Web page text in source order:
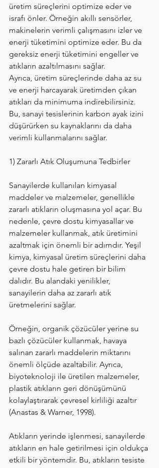
üretim süreçlerini optimize eder ve
israfı önler. Örneğin akıllı sensörler,
makinelerin verimli çalışmasını izler ve
enerji tüketimini optimize eder. Bu da
gereksiz enerji tüketimini engeller ve
atıkların azaltılmasını sağlar.
Ayrıca, üretim süreçlerinde daha az su
ve enerji harcayarak üretimden çıkan
atıkları da minimuma indirebilirsiniz.
Bu, sanayi tesislerinin karbon ayak izini
düşürürken su kaynaklarını da daha
verimli kullanmalarını sağlar.
1) Zararlı Atık Oluşumuna Tedbirler
Sanayilerde kullanılan kimyasal
maddeler ve malzemeler, genellikle
zararlı atıkların oluşmasına yol açar. Bu
nedenle, çevre dostu kimyasallar ve
malzemeler kullanmak, atık üretimini
azaltmak için önemli bir adımdır. Yeşil
kimya, kimyasal üretim süreçlerini daha
çevre dostu hale getiren bir bilim
dalıdır. Bu alandaki yenilikler,
sanayilerin daha az zararlı atık
üretmelerini sağlar.
Örneğin, organik çözücüler yerine su
bazlı çözücüler kullanmak, havaya
salınan zararlı maddelerin miktarını
önemli ölçüde azaltabilir. Ayrıca,
biyoteknoloji ile üretilen malzemeler,
plastik atıkların geri dönüşümünü
kolaylaştırarak çevresel kirliliği azaltır
(Anastas & Warner, 1998).
Atıkların yerinde işlenmesi, sanayilerde
atıkların en hale getirilmesi için oldukça
etkili bir yöntemdir. Bu, atıkların tesiste